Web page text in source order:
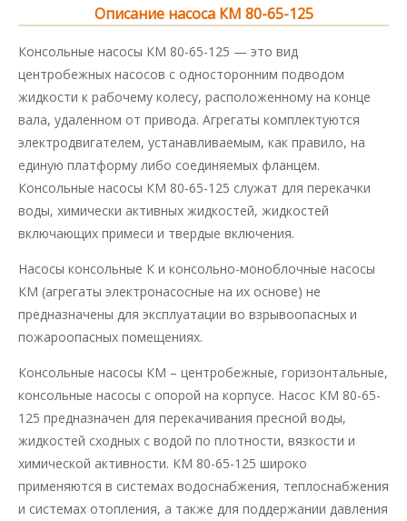
Описание насоса КМ 80-65-125
Консольные насосы КМ 80-65-125 — это вид
центробежных насосов с односторонним подводом
жидкости к рабочему колесу, расположенному на конце
вала, удаленном от привода. Агрегаты комплектуются
электродвигателем, устанавливаемым, как правило, на
единую платформу либо соединяемых фланцем.
Консольные насосы КМ 80-65-125 служат для перекачки
воды, химически активных жидкостей, жидкостей
включающих примеси и твердые включения.
Насосы консольные К и консольно-моноблочные насосы
КМ (агрегаты электронасосные на их основе) не
предназначены для эксплуатации во взрывоопасных и
пожароопасных помещениях.
Консольные насосы КМ – центробежные, горизонтальные,
консольные насосы с опорой на корпусе. Насос КМ 80-65-
125 предназначен для перекачивания пресной воды,
жидкостей сходных с водой по плотности, вязкости и
химической активности. КМ 80-65-125 широко
применяются в системах водоснабжения, теплоснабжения
и системах отопления, а также для поддержании давления